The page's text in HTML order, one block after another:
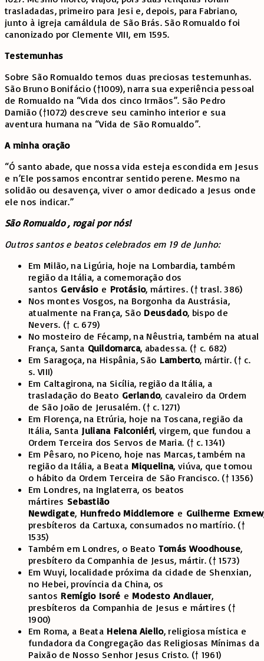
trasladadas, primeiro para Jesi e, depois, para Fabriano,
junto à igreja camáldula de São Brás. São Romualdo foi
canonizado por Clemente VIII, em 1595.
Testemunhas
Sobre São Romualdo temos duas preciosas testemunhas.
São Bruno Bonifácio (†1009), narra sua experiência pessoal
de Romualdo na “Vida dos cinco Irmãos”. São Pedro
Damião (†1072) descreve seu caminho interior e sua
aventura humana na “Vida de São Romualdo”.
A minha oração
“Ó santo abade, que nossa vida esteja escondida em Jesus
e n’Ele possamos encontrar sentido perene. Mesmo na
solidão ou desavença, viver o amor dedicado a Jesus onde
ele nos indicar.”
São Romualdo , rogai por nós!
Outros santos e beatos celebrados em 19 de Junho:
Em Milão, na Ligúria, hoje na Lombardia, também
região da Itália, a comemoração dos
santos Gervásioe Protásio, mártires. († trasl. 386)
Nos montes Vosgos, na Borgonha da Austrásia,
atualmente na França, São Deusdado, bispo de
Nevers. († c. 679)
No mosteiro de Fécamp, na Nêustria, também na atual
França, Santa Quildomarca, abadessa. († c. 682)
Em Saragoça, na Hispânia, São Lamberto, mártir. († c.
s. VIII)
Em Caltagirona, na Sicília, região da Itália, a
trasladação do Beato Gerlando, cavaleiro da Ordem
de São João de Jerusalém. († c. 1271)
Em Florença, na Etrúria, hoje na Toscana, região da
Itália, Santa Juliana Falconiéri, virgem, que fundou a
Ordem Terceira dos Servos de Maria. († c. 1341)
Em Pêsaro, no Piceno, hoje nas Marcas, também na
região da Itália, a Beata Miquelina, viúva, que tomou
o hábito da Ordem Terceira de São Francisco. († 1356)
Em Londres, na Inglaterra, os beatos
mártires Sebastião
Newdigate, Hunfredo Middlemore e Guilherme Exmew
presbíteros da Cartuxa, consumados no martírio. (†
1535)
Também em Londres, o Beato Tomás Woodhouse,
presbítero da Companhia de Jesus, mártir. († 1573)
Em Wuyi, localidade próxima da cidade de Shenxian,
no Hebei, província da China, os
santos Remígio Isoré e Modesto Andlauer,
presbíteros da Companhia de Jesus e mártires (†
1900)
Em Roma, a Beata Helena Aiello, religiosa mística e
fundadora da Congregação das Religiosas Mínimas da
Paixão de Nosso Senhor Jesus Cristo. († 1961)